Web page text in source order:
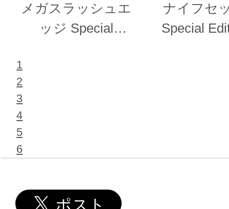
メガスラッシュエ
ッジ Special
ナイフセ
Special
1
2
3
4
5
6